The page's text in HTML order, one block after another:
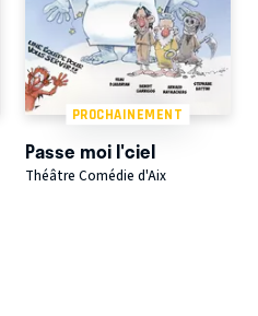
PROCHAINEMENT
Passe moi l'ciel
Théâtre Comédie d'Aix